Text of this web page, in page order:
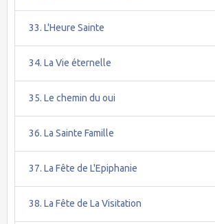
33. L'Heure Sainte
34. La Vie éternelle
35. Le chemin du oui
36. La Sainte Famille
37. La Fête de L'Epiphanie
38. La Fête de La Visitation